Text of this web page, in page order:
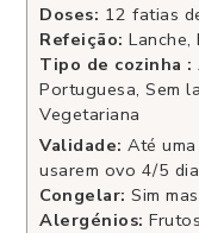
Doses: 12 fatias
Refeição: Lanche,
Tipo de cozinha :
Portuguesa, Sem
Vegetariana
Validade: Até
usarem ovo 4/5
Congelar: Sim
Alergénios: